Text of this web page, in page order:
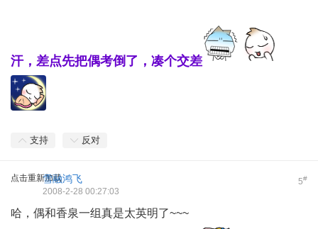
汗，差点先把偶考倒了，凑个交差
支持 反对
点击重新加载 5#
雪融鸿飞
2008-2-28 00:27:03
哈，偶和香泉一组真是太英明了~~~